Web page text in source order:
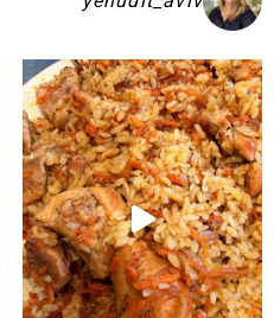
שאני מכינה אותן א